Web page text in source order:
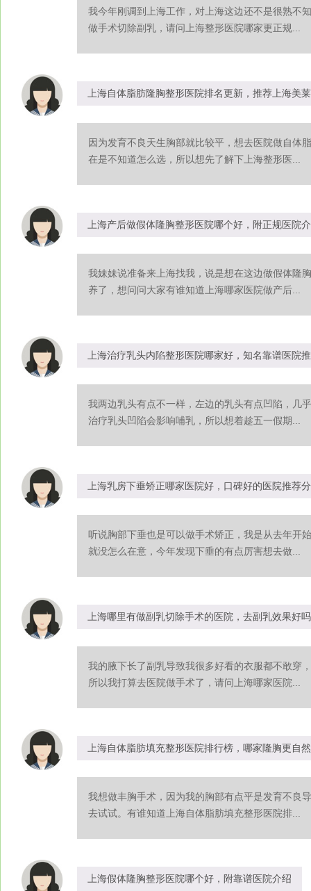
我今年刚调到上海工作，对上海这边还不是很熟不
做手术切除副乳，请问上海整形医院哪家更正规...
上海自体脂肪隆胸整形医院排名更新，推荐上海美莱
因为发育不良天生胸部就比较平，想去医院做自体
在是不知道怎么选，所以想先了解下上海整形医...
上海产后做假体隆胸整形医院哪个好，附正规医院
我妹妹说准备来上海找我，说是想在这边做假体隆
养了，想问问大家有谁知道上海哪家医院做产后...
上海治疗乳头内陷整形医院哪家好，知名靠谱医院
我两边乳头有点不一样，左边的乳头有点凹陷，几
治疗乳头凹陷会影响哺乳，所以想着趁五一假期...
上海乳房下垂矫正哪家医院好，口碑好的医院推荐
听说胸部下垂也是可以做手术矫正，我是从去年开
就没怎么在意，今年发现下垂的有点厉害想去做...
上海哪里有做副乳切除手术的医院，去副乳效果好吗
我的腋下长了副乳导致我很多好看的衣服都不敢穿
所以我打算去医院做手术了，请问上海哪家医院...
上海自体脂肪填充整形医院排行榜，哪家隆胸更自
我想做丰胸手术，因为我的胸部有点平是发育不良
去试试。有谁知道上海自体脂肪填充整形医院排...
上海假体隆胸整形医院哪个好，附靠谱医院介绍